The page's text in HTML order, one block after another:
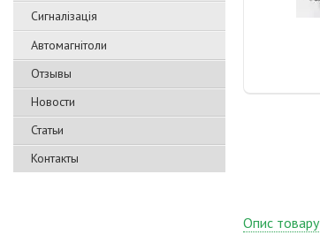
Сигналізація
Автомагнітоли
Отзывы
Новости
Статьи
Контакты
Опис товару